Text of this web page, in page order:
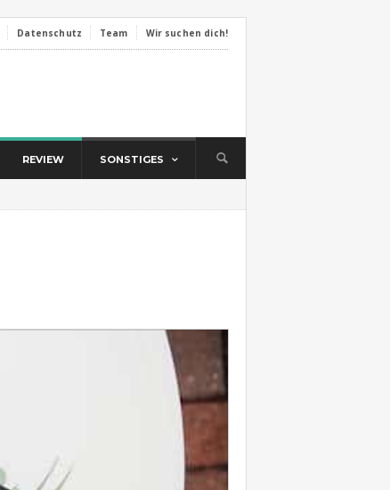
Datenschutz Team Wir suchen dich!
REVIEW SONSTIGES